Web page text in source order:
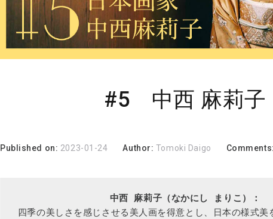
#5 中西 麻莉子
Published on: 2023-01-24 Author: Tomoki Daigo Comments:
四季の美しさを感じさせる美人画を得意とし、日本の様式美